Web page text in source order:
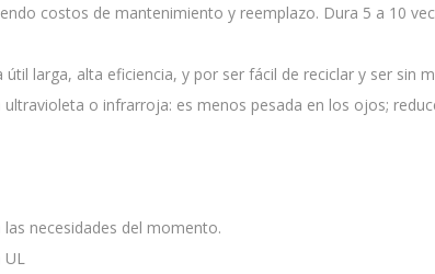
costos de mantenimiento y reemplazo. Dura 5 a 10
larga, alta eficiencia, y por ser fácil de reciclar y ser sin
o infrarroja: es menos pesada en los ojos;
necesidades del momento.
UL